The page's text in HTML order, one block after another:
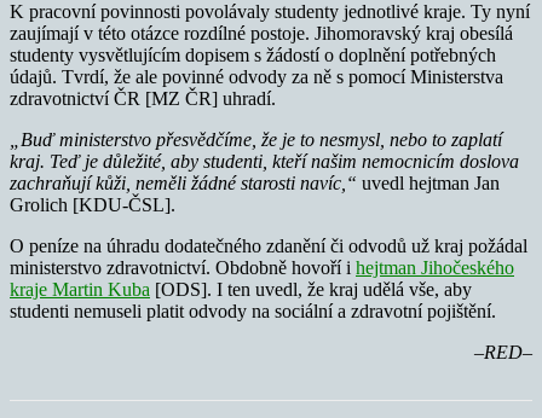
K pracovní povinnosti povolávaly studenty jednotlivé kraje. Ty nyní
zaujímají v této otázce rozdílné postoje. Jihomoravský kraj obesílá
studenty vysvětlujícím dopisem s žádostí o doplnění potřebných
údajů. Tvrdí, že ale povinné odvody za ně s pomocí Ministerstva
zdravotnictví ČR [MZ ČR] uhradí.
„Buď ministerstvo přesvědčíme, že je to nesmysl, nebo to zaplatí
kraj. Teď je důležité, aby studenti, kteří našim nemocnicím doslova
zachraňují kůži, neměli žádné starosti navíc,“ uvedl hejtman Jan
Grolich [KDU-ČSL].
O peníze na úhradu dodatečného zdanění či odvodů už kraj požádal
ministerstvo zdravotnictví. Obdobně hovoří i hejtman Jihočeského
kraje Martin Kuba [ODS]. I ten uvedl, že kraj udělá vše, aby
studenti nemuseli platit odvody na sociální a zdravotní pojištění.
–RED–